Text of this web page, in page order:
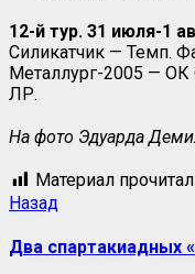
12-й тур. 31 июля-1
Силикатчик — Темп.
Металлург-2005 —
ЛР.
На фото Эдуарда
Материал
Назад
Два спартакиадных